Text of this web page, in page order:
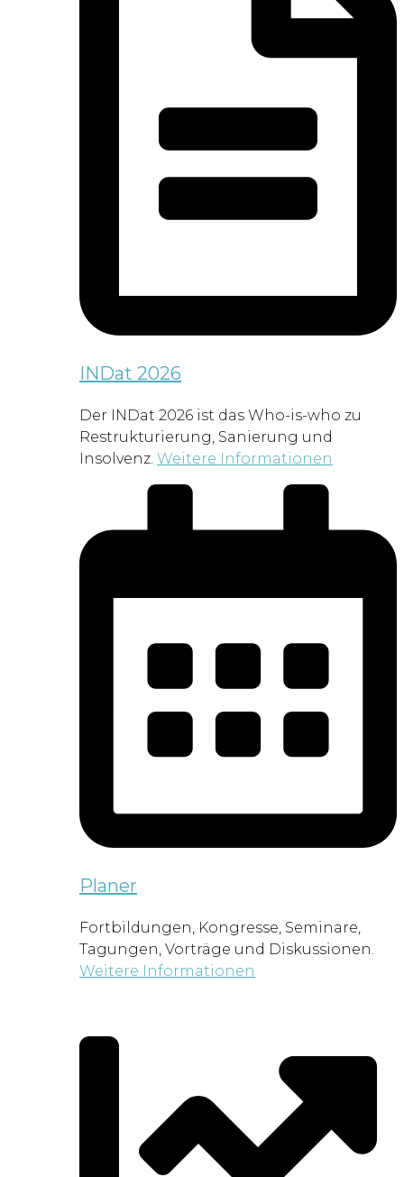
INDat 2026
Der INDat 2026 ist das Who-is-who zu
Restrukturierung, Sanierung und
Insolvenz. Weitere Informationen
Planer
Fortbildungen, Kongresse, Seminare,
Tagungen, Vorträge und Diskussionen.
Weitere Informationen